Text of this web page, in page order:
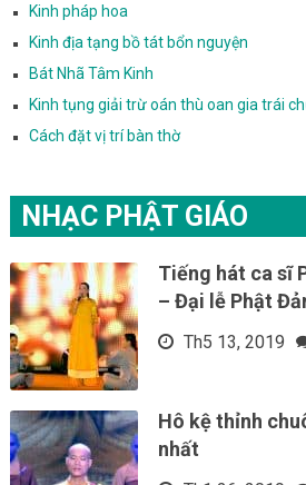
Kinh pháp hoa
Kinh địa tạng bồ tát bổn nguyện
Bát Nhã Tâm Kinh
Kinh tụng giải trừ oán thù oan gia trái
Cách đặt vị trí bàn thờ
NHẠC PHẬT GIÁO
Tiếng hát ca sĩ
– Đại lễ Phật
Th5 13, 2019
Hô kệ thỉnh
nhất